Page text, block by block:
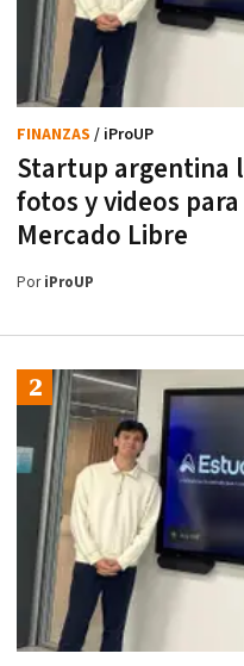
Startup argentina
fotos y videos
Mercado Libre
FINANZAS / iProUP
PoriProUP